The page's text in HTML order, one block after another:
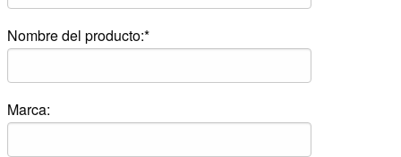
Nombre del producto:*
Marca: